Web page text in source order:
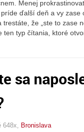
Menej
ďalší deň a vy
že „ste to zase
ten typ čítania, ktoré
sa
648x, Bronislava